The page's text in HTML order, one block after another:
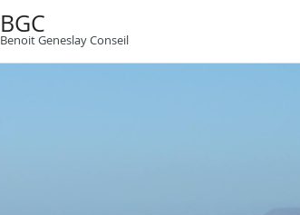
BGC
Benoit Geneslay Conseil